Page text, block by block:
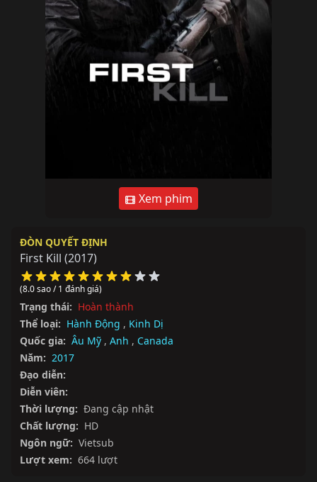
Xem phim
ĐÒN QUYẾT ĐỊNH
First Kill (2017)
(8.0 sao / 1 đánh giá)
Trạng thái: Hoàn thành
Thể loại: Hành Động , Kinh Dị
Quốc gia: Âu Mỹ , Anh , Canada
Năm: 2017
Đạo diễn:
Diễn viên:
Thời lượng: Đang cập nhật
Chất lượng: HD
Ngôn ngữ: Vietsub
Lượt xem: 664 lượt